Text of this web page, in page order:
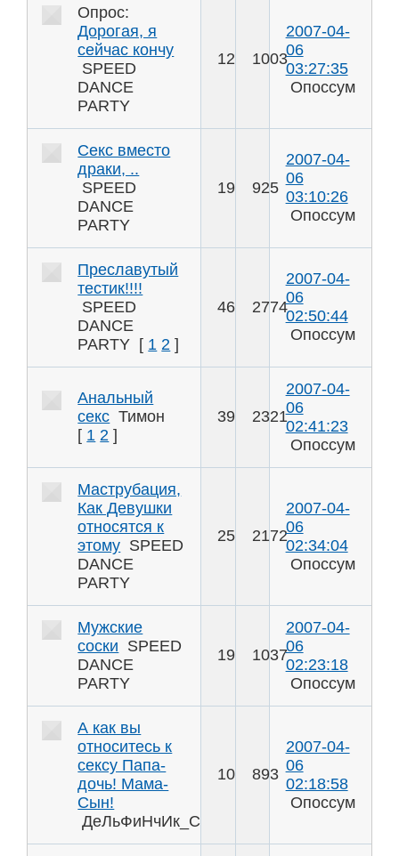
Опрос:
Дорогая, я
сейчас кончу
SPEED
DANCE
PARTY
12 1003
2007-04-
06
03:27:35
Опоссум
Секс вместо
драки, ..
SPEED
DANCE
PARTY
19 925
2007-04-
06
03:10:26
Опоссум
Преславутый
тестик!!!!
SPEED
DANCE
PARTY [ 1 2 ]
46 2774
2007-04-
06
02:50:44
Опоссум
Анальный
секс Тимон
[ 1 2 ]
39 2321
2007-04-
06
02:41:23
Опоссум
Маструбация,
Как Девушки
относятся к
этому SPEED
DANCE
PARTY
25 2172
2007-04-
06
02:34:04
Опоссум
Мужские
соски SPEED
DANCE
PARTY
19 1037
2007-04-
06
02:23:18
Опоссум
А как вы
относитесь к
сексу Папа-
дочь! Мама-
Сын!
ДеЛьФиНчИк_Спб
10 893
2007-04-
06
02:18:58
Опоссум